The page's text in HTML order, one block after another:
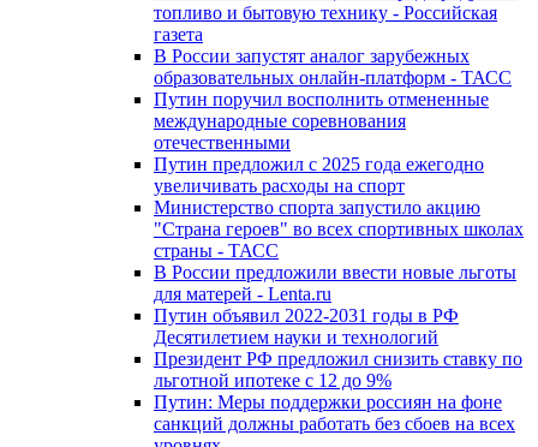
топливо и бытовую технику - Российская
газета
В России запустят аналог зарубежных
образовательных онлайн-платформ - ТАСС
Путин поручил восполнить отмененные
международные соревнования
отечественными
Путин предложил с 2025 года ежегодно
увеличивать расходы на спорт
Министерство спорта запустило акцию
"Страна героев" во всех спортивных школах
страны - ТАСС
В России предложили ввести новые льготы
для матерей - Lenta.ru
Путин объявил 2022-2031 годы в РФ
Десятилетием науки и технологий
Президент РФ предложил снизить ставку по
льготной ипотеке с 12 до 9%
Путин: Меры поддержки россиян на фоне
санкций должны работать без сбоев на всех